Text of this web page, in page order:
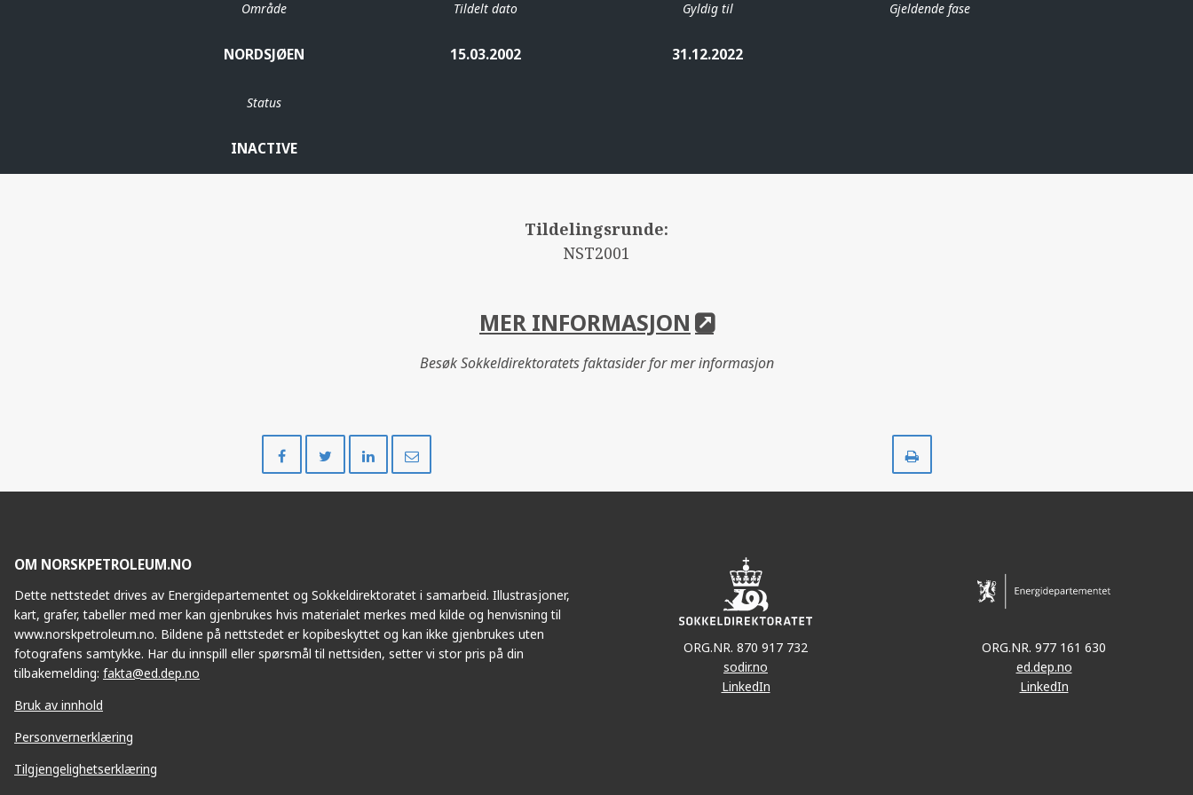
Område
NORDSJØEN
Tildelt dato
15.03.2002
Gyldig til
31.12.2022
Gjeldende fase
Status
INACTIVE
Tildelingsrunde:
NST2001
MER INFORMASJON
Besøk Sokkeldirektoratets faktasider for mer informasjon
på
på
på
OM NORSKPETROLEUM.NO
Dette nettstedet drives av Energidepartementet og Sokkeldirektoratet i samarbeid. Illustrasjoner,
kart, grafer, tabeller med mer kan gjenbrukes hvis materialet merkes med kilde og henvisning til
www.norskpetroleum.no. Bildene på nettstedet er kopibeskyttet og kan ikke gjenbrukes uten
fotografens samtykke. Har du innspill eller spørsmål til nettsiden, setter vi stor pris på din
tilbakemelding: fakta@ed.dep.no
Bruk av innhold
Personvernerklæring
Tilgjengelighetserklæring
ORG.NR. 870 917 732
sodir.no
LinkedIn
ORG.NR. 977 161 630
ed.dep.no
LinkedIn